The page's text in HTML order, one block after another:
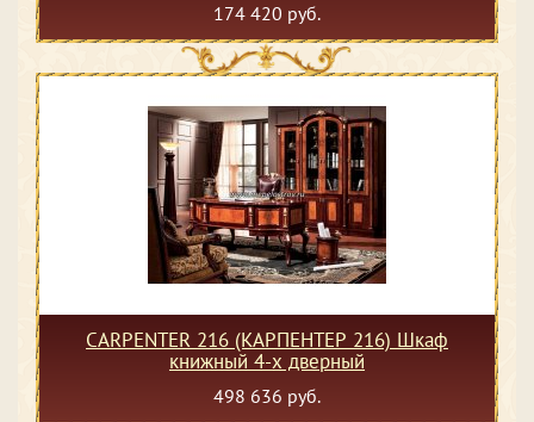
174 420 руб.
CARPENTER 216 (КАРПЕНТЕР 216) Шкаф
книжный 4-х дверный
498 636 руб.